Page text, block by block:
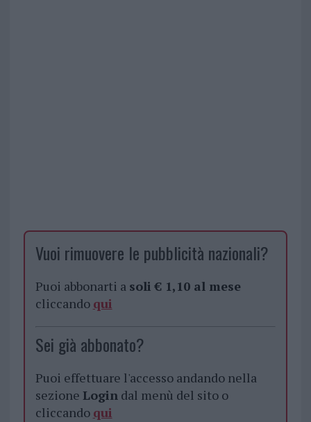
Vuoi rimuovere le pubblicità nazionali?
Puoi abbonarti a soli € 1,10 al mese
cliccando qui
Sei già abbonato?
Puoi effettuare l'accesso andando nella
sezione Logindal menù del sito o
cliccando qui